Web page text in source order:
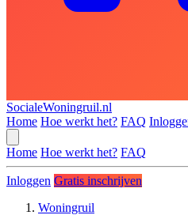
SocialeWoningruil.nl
Home Hoe werkt het? FAQ
Home Hoe werkt het? FAQ
Inloggen Gratis inschrijven
Woningruil